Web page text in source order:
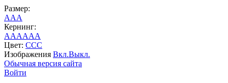
Размер:
AAA
Кернинг:
AAAAAA
Цвет: CCC
Изображения Вкл.Выкл.
Обычная версия сайта
Войти